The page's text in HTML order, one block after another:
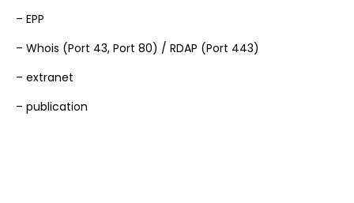
– EPP
– Whois (Port 43, Port 80) / RDAP (Port 443)
– extranet
– publication